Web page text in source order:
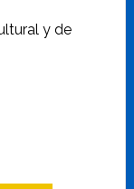
y de